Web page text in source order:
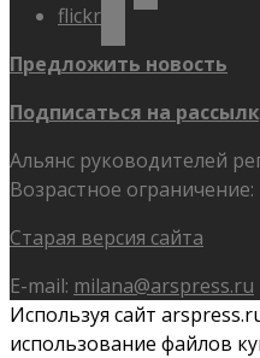
flickr
Предложить новость
Подписаться на
Альянс руководителей
Возрастное ограничение:
Старая версия сайта
E-mail: milana@arspress.ru
Используя сайт
использование файлов